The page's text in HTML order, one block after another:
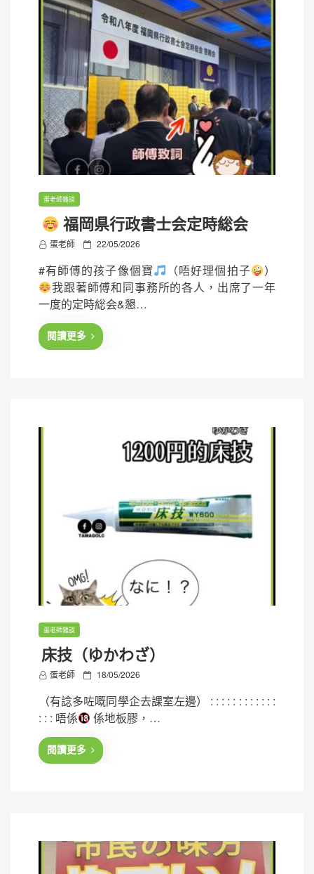
蛋老師雜談
福岡県行政書士会定時総会
蛋老師
P
s
t
e
d
22/05/2026
#有師傅的孩子像個寶 （唔好理個拍子
）
我跟著師傅和同事務所的各人，出席了一年
一度的定時総会&懇…
閱讀更多
蛋老師雜談
床技（ゆかわざ）
蛋老師
P
s
e
18/05/2026
（有諗多咗嘅同學企去課室左邊） : : : : : : : : : : : :
: : : 唔係
係地板膠，…
閱讀更多